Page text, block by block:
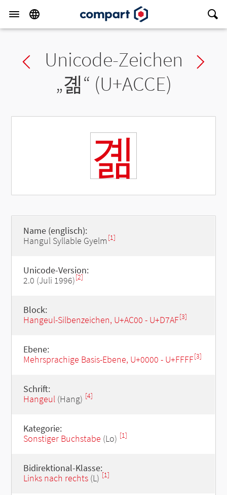
Previous char
Unicode-Zeichen
„곎“ (U+ACCE)
곎
Name (englisch):
Hangul Syllable Gyelm [1]
Unicode-Version:
2.0 (Juli 1996)[2]
Block:
Hangeul-Silbenzeichen, U+AC00 - U+D7AF[3]
Ebene:
Mehrsprachige Basis-Ebene, U+0000 - U+FFFF[3]
Schrift:
Hangeul(Hang) [4]
Kategorie:
Sonstiger Buchstabe (Lo) [1]
Bidirektional-Klasse:
Links nach rechts(L) [1]